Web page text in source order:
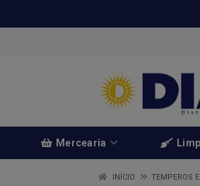
Mercearia
INÍCIO TEMPEROS